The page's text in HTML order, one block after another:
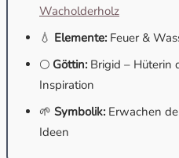
Wacholderholz
💧 Elemente: Feuer &
🌕 Göttin: Brigid – Hüterin
Inspiration
🌱 Symbolik: Erwachen
Ideen